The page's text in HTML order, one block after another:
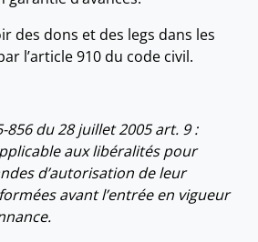
des dons et des legs dans les
l’article 910 du code civil.
856 du 28 juillet 2005 art. 9 :
aux libéralités pour
d’autorisation de leur
avant l’entrée en vigueur